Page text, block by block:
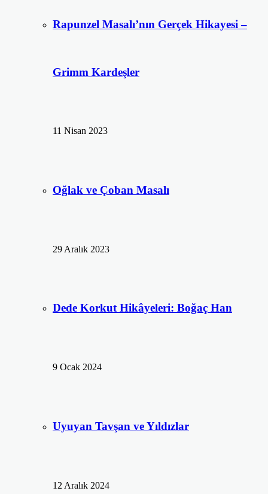
Rapunzel Masalı’nın Gerçek Hikayesi –
Grimm Kardeşler
11 Nisan 2023
Oğlak ve Çoban Masalı
29 Aralık 2023
Dede Korkut Hikâyeleri: Boğaç Han
9 Ocak 2024
Uyuyan Tavşan ve Yıldızlar
12 Aralık 2024